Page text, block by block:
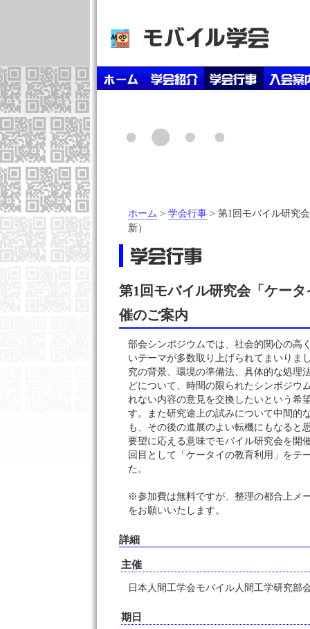
ホーム > 学会行事 > 第1回モバイル研究
新）
第1回モバイル研究会「ケー
催のご案内
部会シンポジウムでは、社会的関心の高
いテーマが多数取り上げられてまいりま
究の背景、環境の準備法、具体的な処理
どについて、時間の限られたシンポジウ
れない内容の意見を交換したいという希
す。また研究途上の試みについて中間的
も、その後の進展のよい転機にもなると
要望に応える意味でモバイル研究会を開
回目として「ケータイの教育利用」をテ
た。
※参加費は無料ですが、整理の都合上メ
をお願いいたします。
詳細
主催
日本人間工学会モバイル人間工学研究部
期日